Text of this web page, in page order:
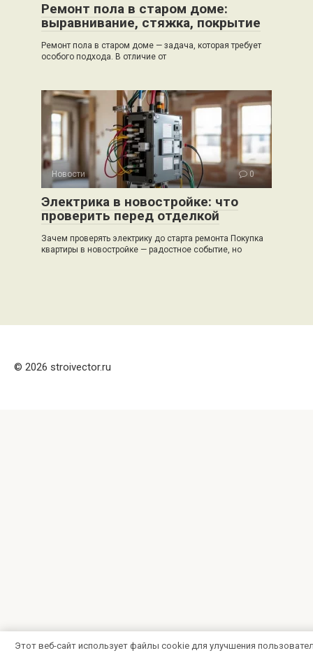
Ремонт пола в старом доме:
выравнивание, стяжка, покрытие
Ремонт пола в старом доме — задача, которая требует
особого подхода. В отличие от
Новости 0
Электрика в новостройке: что
проверить перед отделкой
Зачем проверять электрику до старта ремонта Покупка
квартиры в новостройке — радостное событие, но
© 2026 stroivector.ru
Этот веб-сайт использует файлы cookie для улучшения